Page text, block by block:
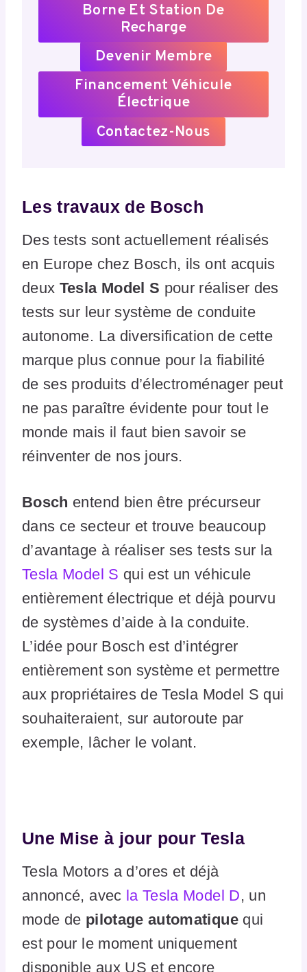
Borne Et Station De
Recharge
Devenir Membre
Financement Véhicule
Électrique
Contactez-Nous
Les travaux de Bosch
Des tests sont actuellement réalisés
en Europe chez Bosch, ils ont acquis
deux Tesla Model S pour réaliser des
tests sur leur système de conduite
autonome. La diversification de cette
marque plus connue pour la fiabilité
de ses produits d’électroménager peut
ne pas paraître évidente pour tout le
monde mais il faut bien savoir se
réinventer de nos jours.
Bosch entend bien être précurseur
dans ce secteur et trouve beaucoup
d’avantage à réaliser ses tests sur la
Tesla Model S qui est un véhicule
entièrement électrique et déjà pourvu
de systèmes d’aide à la conduite.
L’idée pour Bosch est d’intégrer
entièrement son système et permettre
aux propriétaires de Tesla Model S qui
souhaiteraient, sur autoroute par
exemple, lâcher le volant.
Une Mise à jour pour Tesla
Tesla Motors a d’ores et déjà
annoncé, avec la Tesla Model D, un
mode de pilotage automatiquequi
est pour le moment uniquement
disponible aux US et encore